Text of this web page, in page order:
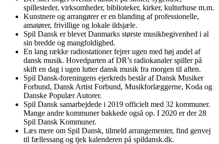
spillesteder, virksomheder, biblioteker, kirker, kulturhuse m.m.
Kunstnere og arrangører er en blanding af professionelle,
amatører, frivillige og lokale ildsjæle.
Spil Dansk er blevet Danmarks største musikbegivenhed i al
sin bredde og mangfoldighed.
En lang række radiostationer fejrer ugen med høj andel af
dansk musik. Hovedparten af DR’s radiokanaler spiller på
skift en dag i ugen lutter dansk musik fra morgen til aften.
Spil Dansk-foreningens ejerkreds består af Dansk Musiker
Forbund, Dansk Artist Forbund, Musikforlæggerne, Koda og
Danske Populær Autorer.
Spil Dansk samarbejdede i 2019 officielt med 32 kommuner.
Mange andre kommuner bakkede også op. I 2020 er der 28
Spil Dansk Kommuner.
Læs mere om Spil Dansk, tilmeld arrangementer, find genvej
til fællessang og tjek kalenderen på spildansk.dk.